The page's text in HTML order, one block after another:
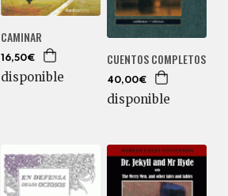
CAMINAR
16,50€
disponible
CUENTOS COMPLETOS
40,00€
disponible